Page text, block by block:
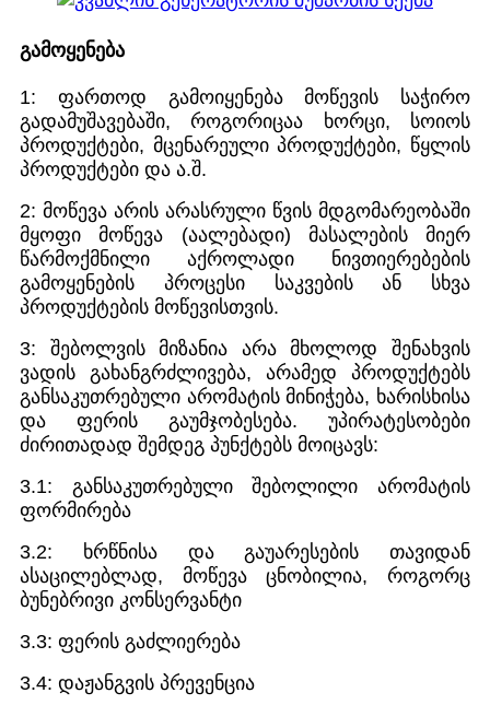
გამოყენება
1: ფართოდ გამოიყენება მოწევის საჭირო
გადამუშავებაში, როგორიცაა ხორცი, სოიოს
პროდუქტები, მცენარეული პროდუქტები, წყლის
პროდუქტები და ა.შ.
2: მოწევა არის არასრული წვის მდგომარეობაში
მყოფი მოწევა (აალებადი) მასალების მიერ
წარმოქმნილი აქროლადი ნივთიერებების
გამოყენების პროცესი საკვების ან სხვა
პროდუქტების მოწევისთვის.
3: შებოლვის მიზანია არა მხოლოდ შენახვის
ვადის გახანგრძლივება, არამედ პროდუქტებს
განსაკუთრებული არომატის მინიჭება, ხარისხისა
და ფერის გაუმჯობესება. უპირატესობები
ძირითადად შემდეგ პუნქტებს მოიცავს:
3.1: განსაკუთრებული შებოლილი არომატის
ფორმირება
3.2: ხრწნისა და გაუარესების თავიდან
ასაცილებლად, მოწევა ცნობილია, როგორც
ბუნებრივი კონსერვანტი
3.3: ფერის გაძლიერება
3.4: დაჟანგვის პრევენცია